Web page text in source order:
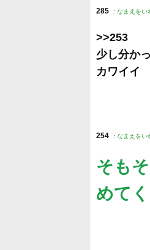
285 : なまえをい
>>253
少し分か
カワイイ
254 : なまえをい
そも
めて